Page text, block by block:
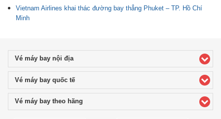
Vietnam Airlines khai thác đường bay thẳng Phuket – TP. Hồ Chí
Minh
Vé máy bay nội địaclick to expand contents
Vé máy bay quốc tếclick to expand contents
Vé máy bay theo hãng